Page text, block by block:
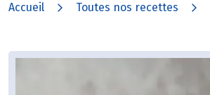
Accueil Toutes nos recettes